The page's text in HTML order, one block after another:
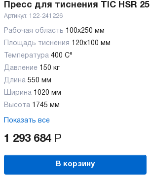
Пресс для тиснения TIC HSR 25
Артикул: 122-241226
Рабочая область 100х250 мм
Площадь тиснения 120х100 мм
Температура 400 С°
Давление 150 кг
Длина 550 мм
Ширина 1020 мм
Высота 1745 мм
Показать все
1 293 684 Р
В корзину